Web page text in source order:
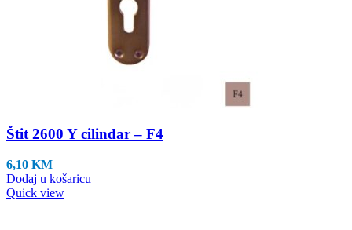
Štit 2600 Y cilindar – F4
6,10 KM
Dodaj u košaricu
Quick view